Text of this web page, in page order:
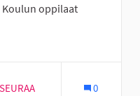
oppilaat
Seinäjoki
18 SEURAAJAA
SEURAA 0